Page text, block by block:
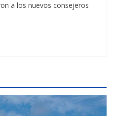
a los nuevos consejeros